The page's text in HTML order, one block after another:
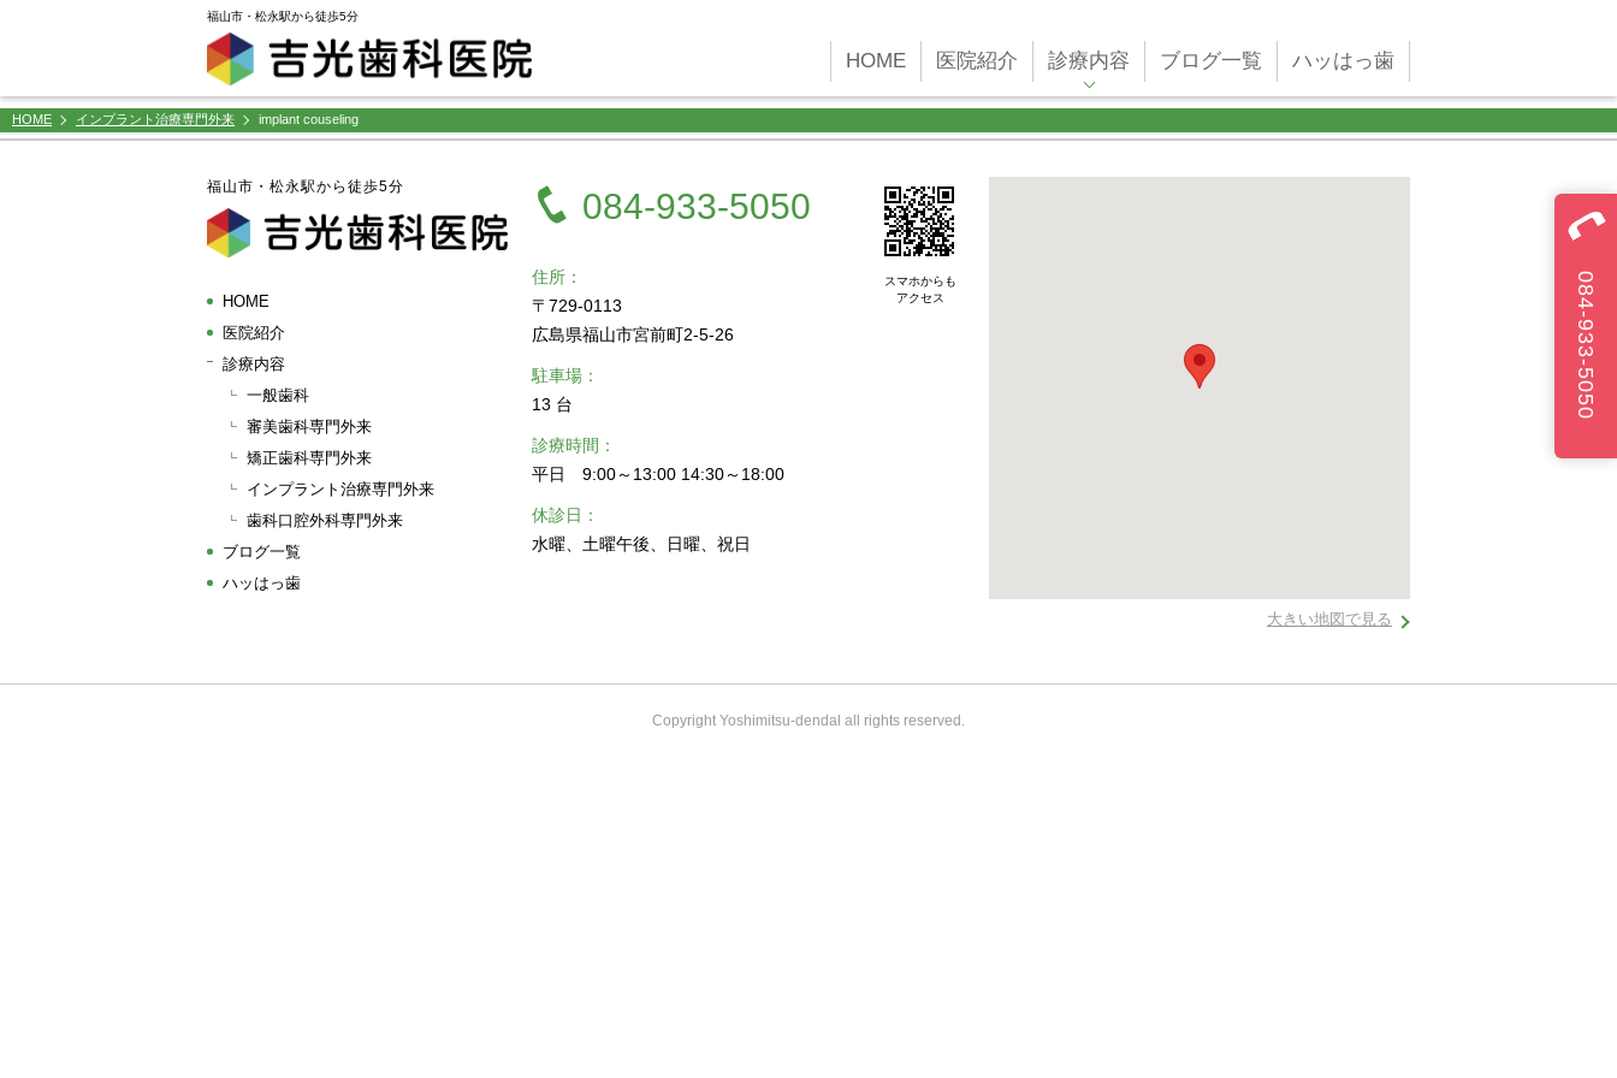
福山市・松永駅から徒歩5分
084-933-5050
HOME 医院紹介 診療内容 ブログ一覧 ハッはっ歯
HOME インプラント治療専門外来 implant couseling
福山市・松永駅から徒歩5分
HOME
医院紹介
診療内容
一般歯科
審美歯科専門外来
矯正歯科専門外来
インプラント治療専門外来
歯科口腔外科専門外来
ブログ一覧
ハッはっ歯
084-933-5050
スマホからも
アクセス
住所
〒729-0113
広島県福山市宮前町2-5-26
駐車場
13 台
診療時間
平日 9:00～13:00 14:30～18:00
休診日
水曜、土曜午後、日曜、祝日
大きい地図で見る
Copyright Yoshimitsu-dendal all rights reserved.